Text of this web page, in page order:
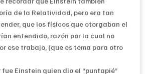
de la Relatividad, pero era tan
que los físicos que otorgaban el
entendido, razón por la cual no
ese trabajo, (que es tema para otro
Einstein quien dio el “puntapié”